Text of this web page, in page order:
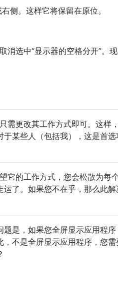
侧。这样它将保留在原位。
消选中“显示器的空格分开”
需更改其工作方式即可。这样
某些人（包括我），这是首选
它的工作方式，您会松散为每
了。如果您不在乎，那么此解
题是，如果您全屏显示应用程
，不是全屏显示应用程序，您